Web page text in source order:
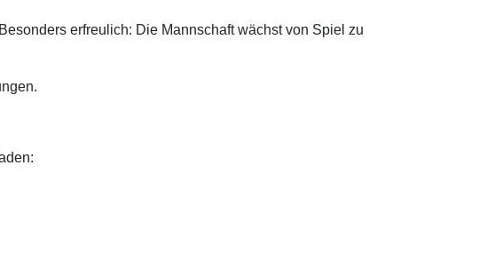
erfreulich: Die Mannschaft wächst von Spiel zu